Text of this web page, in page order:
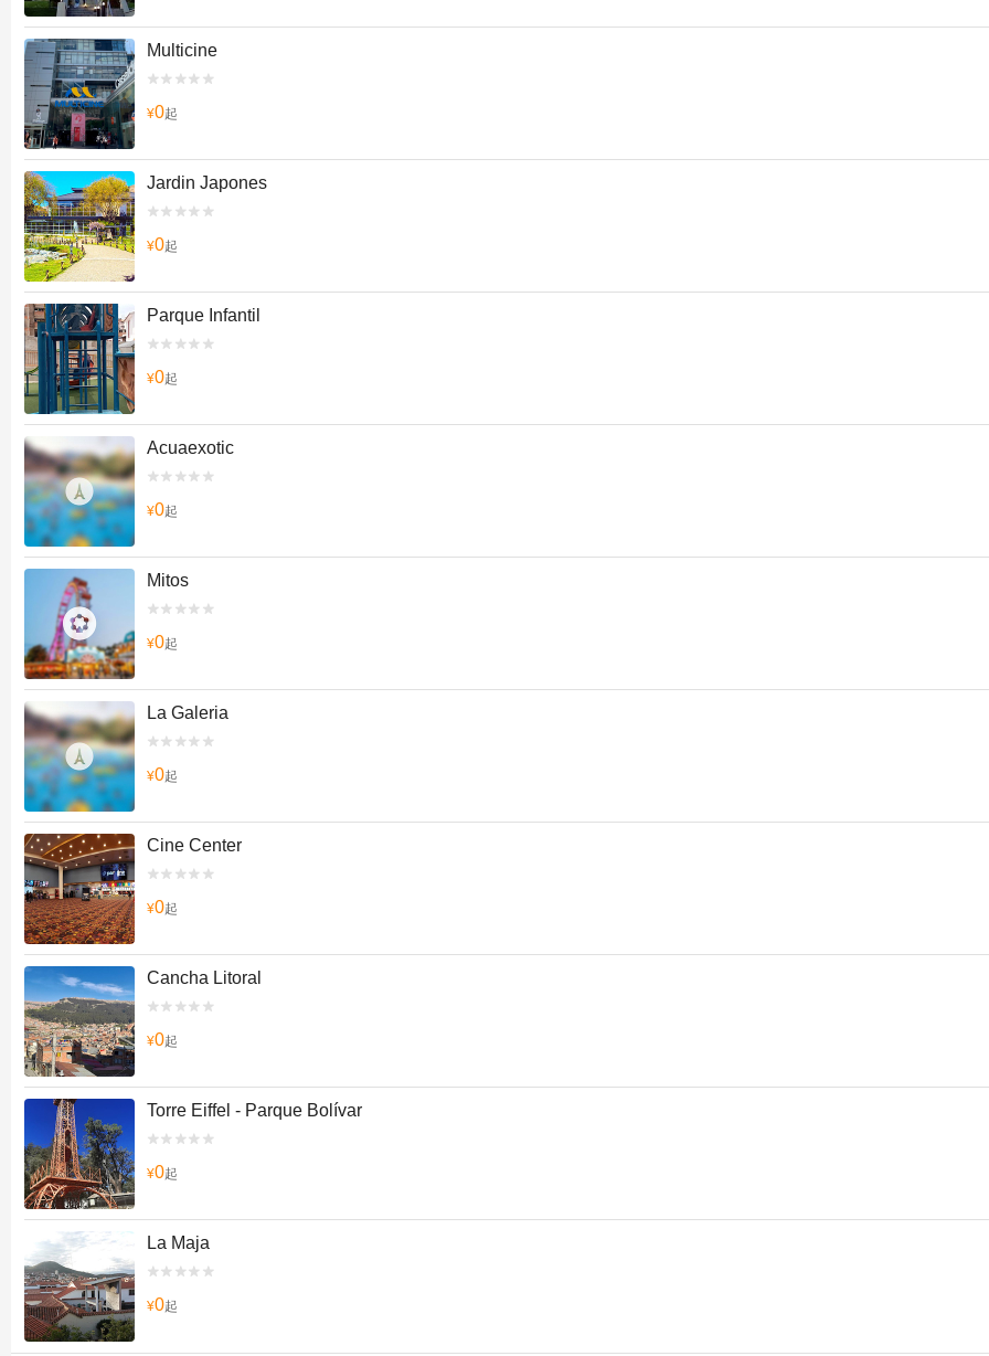
Multicine


¥0起
Jardin Japones


¥0起
Parque Infantil


¥0起
Acuaexotic


¥0起
Mitos


¥0起
La Galeria


¥0起
Cine Center


¥0起
Cancha Litoral


¥0起
Torre Eiffel - Parque Bolívar


¥0起
La Maja


¥0起